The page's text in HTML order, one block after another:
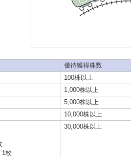
優待獲得株数
100株以上
1,000株以上
5,000株以上
10,000株以上
1枚
30,000株以上